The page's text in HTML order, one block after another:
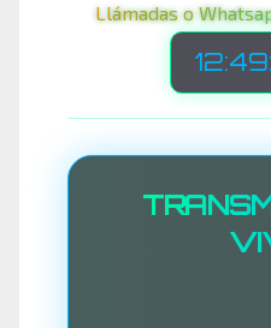
Llámadas o